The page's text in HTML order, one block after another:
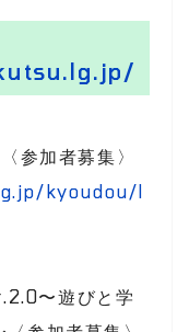
参加者募集〉
kyoudou/l
〜遊びと学